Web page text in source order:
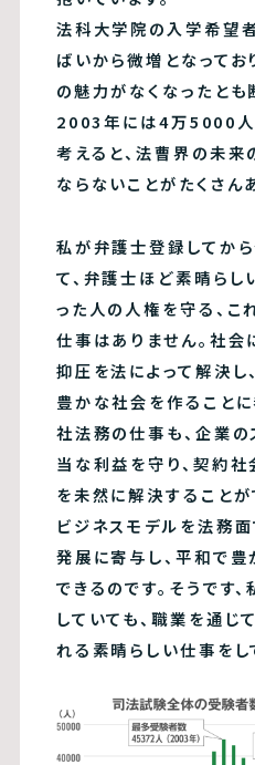
法科大学院の入学希望
ばいから微増となってお
の魅力がなくなったとも
2003年には4万5000人
考えると、法曹界の未
ならないことがたくさん
私が弁護士登録してか
て、弁護士ほど素晴らし
った人の人権を守る、こ
仕事はありません。社会
抑圧を法によって解決し
豊かな社会を作ることに
社法務の仕事も、企業
当な利益を守り、契約社
を未然に解決することが
ビジネスモデルを法務面
発展に寄与し、平和で
できるのです。そうです
していても、職業を通じ
れる素晴らしい仕事をし